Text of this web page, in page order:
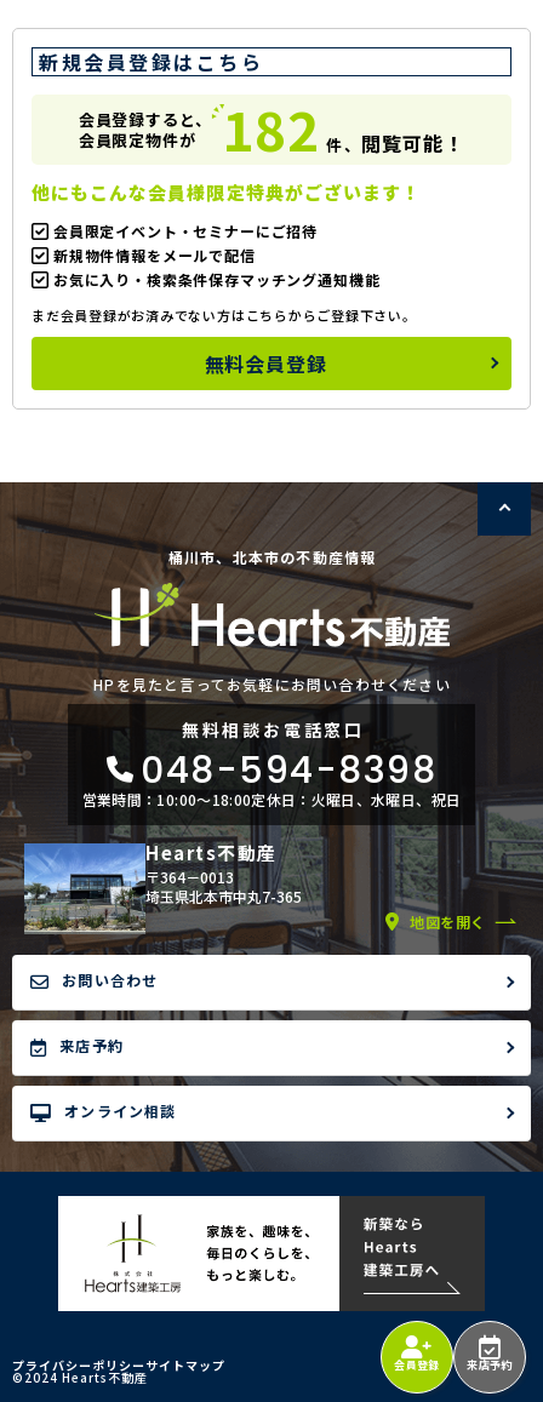
新規会員登録はこちら
会員登録すると、
会員限定物件が
182 件、 閲覧可能！
他にもこんな会員様限定特典がございます！
会員限定イベント・セミナーにご招待
新規物件情報をメールで配信
お気に入り・検索条件保存マッチング通知機能
まだ会員登録がお済みでない方はこちらからご登録下さい。
無料会員登録
会員登録 来店予約
桶川市、北本市の不動産情報
HPを見たと言ってお気軽にお問い合わせください
無料相談お電話窓口
048-594-8398
営業時間：10:00〜18:00定休日：火曜日、水曜日、祝日
Hearts不動産
〒364－0013
埼玉県北本市中丸7-365
地図を開く
お問い合わせ
来店予約
オンライン相談
プライバシーポリシー サイトマップ
©2024 Hearts不動産